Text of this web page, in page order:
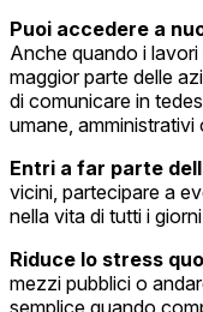
Puoi accedere a
Anche quando i
maggior parte delle
di comunicare in
umane,
Entri a far parte
vicini, partecipare a
nella vita di tutti i
Riduce lo stress
mezzi pubblici o